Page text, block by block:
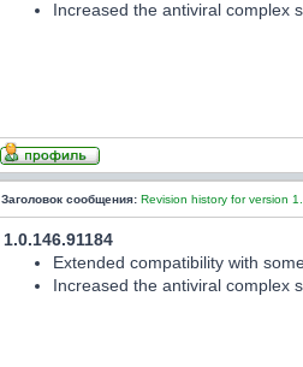
Increased the antiviral complex
Заголовок сообщения: Revision history for version
1.0.146.91184
Extended compatibility with
Increased the antiviral complex